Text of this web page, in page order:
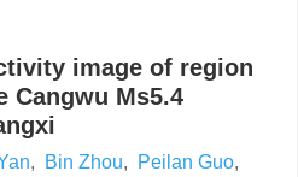
image of region
Cangwu Ms5.4
, Bin Zhou, Peilan Guo,